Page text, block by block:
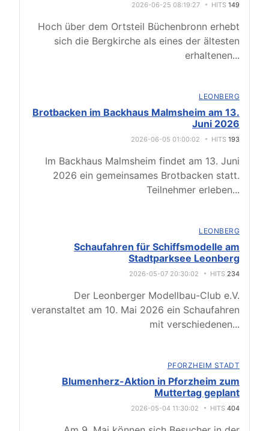
2026-06-25 08:19:27 HITS 149
Hoch über dem Ortsteil Büchenbronn erhebt
sich die Bergkirche als eines der ältesten
erhaltenen...
LEONBERG
Brotbacken im Backhaus Malmsheim am 13.
Juni 2026
2026-06-05 01:00:02 HITS 193
Im Backhaus Malmsheim findet am 13. Juni
2026 ein gemeinsames Brotbacken statt.
Teilnehmer erleben...
LEONBERG
Schaufahren für Schiffsmodelle am
Stadtparksee Leonberg
2026-05-07 20:30:02 HITS 234
Der Leonberger Modellbau-Club e.V.
veranstaltet am 10. Mai 2026 ein Schaufahren
mit verschiedenen...
PFORZHEIM STADT
Blumenherz-Aktion in Pforzheim zum
Muttertag geplant
2026-05-04 11:30:02 HITS 404